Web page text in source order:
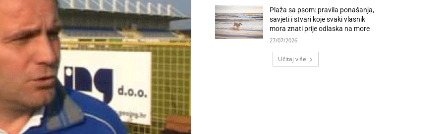
Plaža sa psom: pravila ponašanja,
savjeti i stvari koje svaki vlasnik
mora znati prije odlaska na more
27/07/2026
Učitaj više